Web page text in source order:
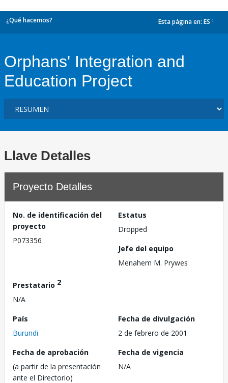
¿Qué hacemos? Esta página en: ES
Orphans' Integration and
Education Project
Llave Detalles
Proyecto Detalles
No. de identificación del
proyecto
P073356
Estatus
Dropped
Jefe del equipo
Menahem M. Prywes
Prestatario 2
N/A
País
Burundi
Fecha de divulgación
2 de febrero de 2001
Fecha de aprobación
(a partir de la presentación
ante el Directorio)
Fecha de vigencia
N/A